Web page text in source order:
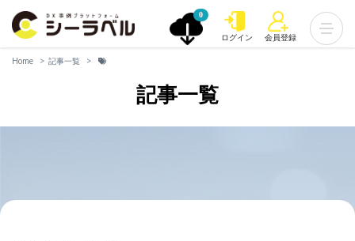
0
ログイン 会員登録
Home 記事一覧
記事一覧